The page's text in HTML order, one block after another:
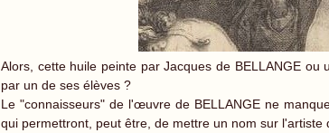
Alors, cette huile peinte par Jacques de BELLANGE
par un de ses élèves ?
Le "connaisseurs" de l'œuvre de BELLANGE ne
qui permettront, peut être, de mettre un nom sur l'artiste